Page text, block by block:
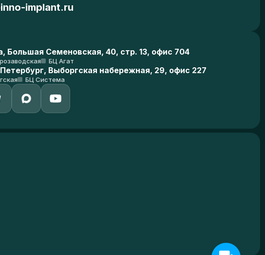
implant.ru
Большая Семеновская, 40, стр. 13, офис 704
БЦ Агат
Выборгская набережная, 29, офис 227
БЦ Система